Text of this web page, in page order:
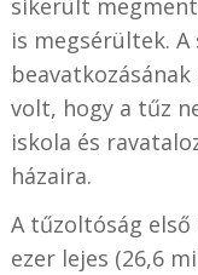
sikerült
is megsérültek.
volt, hogy a tűz
iskola és
házaira.
A tűzoltóság első
ezer lejes (26,6